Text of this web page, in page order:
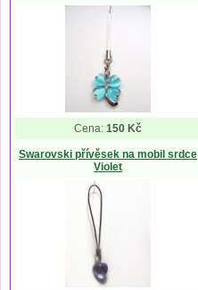
Cena: 150 Kč
Swarovski přívěsek na mobil srdce
Violet